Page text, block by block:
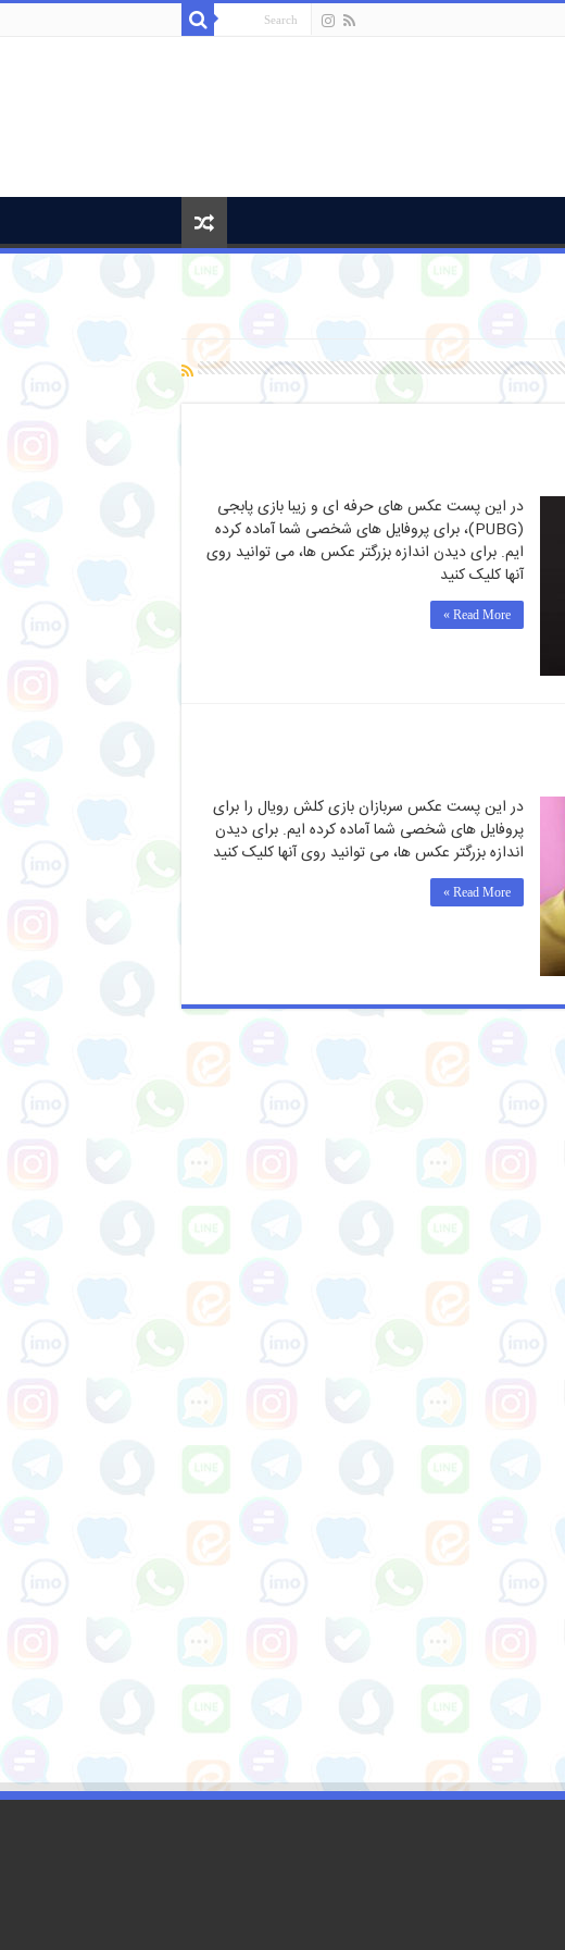
در این پست عکس های حرفه ای و زیبا بازی پابجی
(PUBG)، برای پروفایل های شخصی شما آماده کرده
ایم. برای دیدن اندازه بزرگتر عکس ها، می توانید روی
آنها کلیک کنید
Read More »
در این پست عکس سربازان بازی کلش رویال را برای
پروفایل های شخصی شما آماده کرده ایم. برای دیدن
اندازه بزرگتر عکس ها، می توانید روی آنها کلیک کنید
Read More »